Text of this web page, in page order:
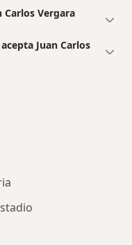
Carlos Vergara
Juan Carlos